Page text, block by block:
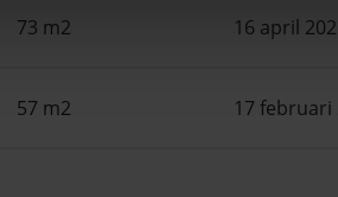
73 m2 16 april
57 m2 17 februari